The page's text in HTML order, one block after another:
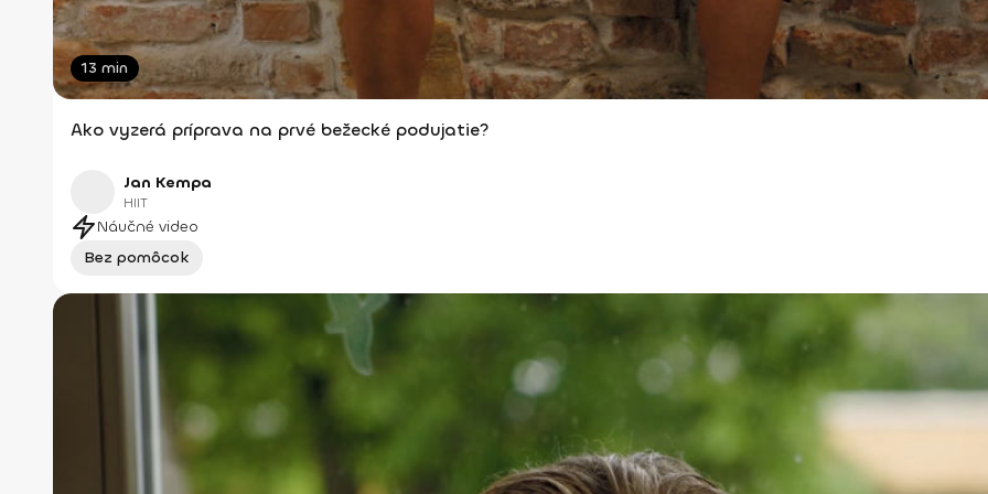
13 min
Ako vyzerá príprava na prvé bežecké podujatie?
Jan Kempa
HIIT
Náučné video
Bez pomôcok